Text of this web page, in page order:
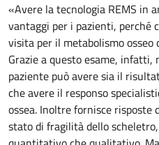
«Avere la tecnologia REMS in
vantaggi per i pazienti, perché
visita per il metabolismo
Grazie a questo esame, infatti,
paziente può avere sia il
che avere il responso
ossea. Inoltre fornisce
stato di fragilità dello